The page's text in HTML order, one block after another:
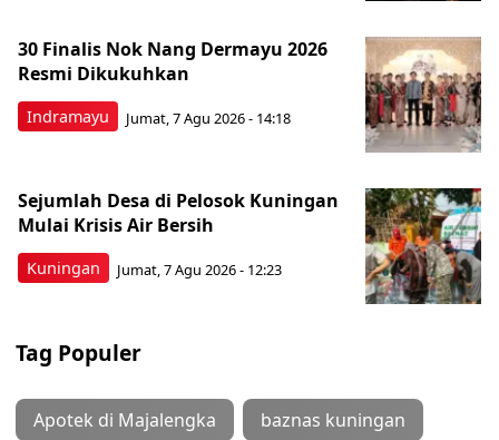
Indramayu
30 Finalis Nok Nang Dermayu 2026
Resmi Dikukuhkan
Jumat, 7 Agu 2026 - 14:18
Kuningan
Sejumlah Desa di Pelosok Kuningan
Mulai Krisis Air Bersih
Jumat, 7 Agu 2026 - 12:23
Tag Populer
Apotek di Majalengka baznas kuningan